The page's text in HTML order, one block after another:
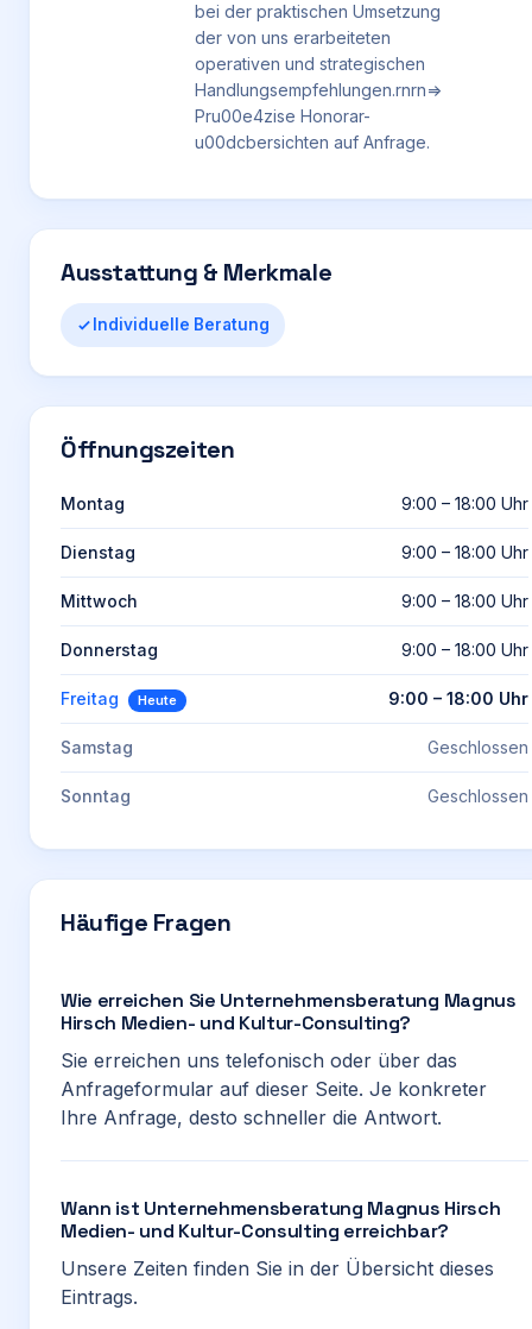
bei der praktischen Umsetzung
der von uns erarbeiteten
operativen und strategischen
Handlungsempfehlungen.rnrn=>
Pru00e4zise Honorar-
u00dcbersichten auf Anfrage.
Ausstattung & Merkmale
Individuelle Beratung
Öffnungszeiten
Montag 9:00 – 18:00 Uhr
Dienstag 9:00 – 18:00 Uhr
Mittwoch 9:00 – 18:00 Uhr
Donnerstag 9:00 – 18:00 Uhr
Freitag Heute 9:00 – 18:00 Uhr
Samstag Geschlossen
Sonntag Geschlossen
Häufige Fragen
Wie erreichen Sie Unternehmensberatung Magnus
Hirsch Medien- und Kultur-Consulting?
Sie erreichen uns telefonisch oder über das
Anfrageformular auf dieser Seite. Je konkreter
Ihre Anfrage, desto schneller die Antwort.
Wann ist Unternehmensberatung Magnus Hirsch
Medien- und Kultur-Consulting erreichbar?
Unsere Zeiten finden Sie in der Übersicht dieses
Eintrags.